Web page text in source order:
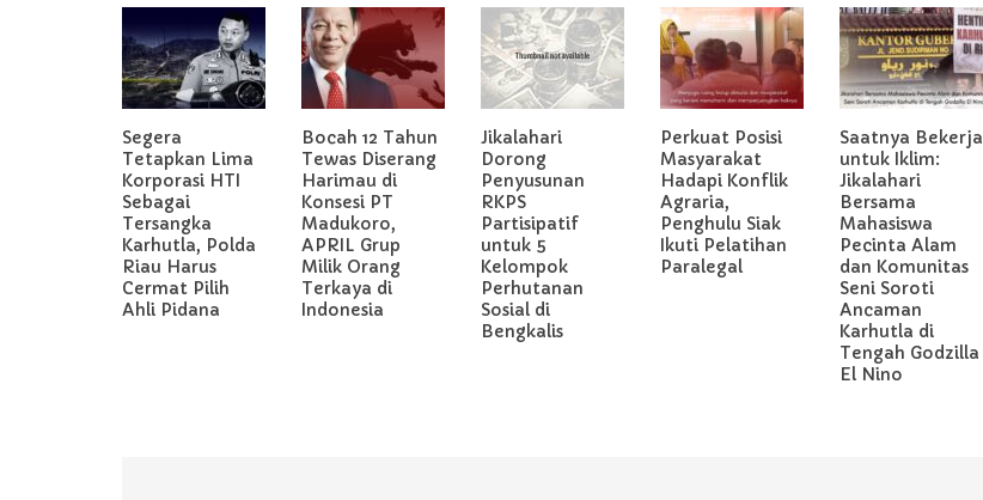
Segera
Tetapkan Lima
Korporasi HTI
Sebagai
Tersangka
Karhutla, Polda
Riau Harus
Cermat Pilih
Ahli Pidana
Bocah 12 Tahun
Tewas Diserang
Harimau di
Konsesi PT
Madukoro,
APRIL Grup
Milik Orang
Terkaya di
Indonesia
Jikalahari
Dorong
Penyusunan
RKPS
Partisipatif
untuk 5
Kelompok
Perhutanan
Sosial di
Bengkalis
Perkuat Posisi
Masyarakat
Hadapi Konflik
Agraria,
Penghulu Siak
Ikuti Pelatihan
Paralegal
Saatnya Bekerja
untuk Iklim:
Jikalahari
Bersama
Mahasiswa
Pecinta Alam
dan Komunitas
Seni Soroti
Ancaman
Karhutla di
Tengah Godzilla
El Nino